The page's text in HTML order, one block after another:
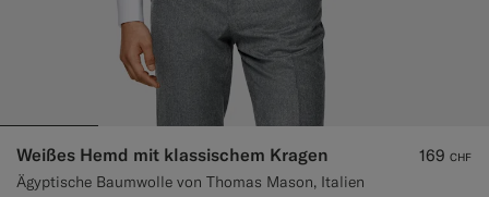
Weißes Hemd mit klassischem Kragen
Ägyptische Baumwolle von Thomas Mason, Italien
169 CHF